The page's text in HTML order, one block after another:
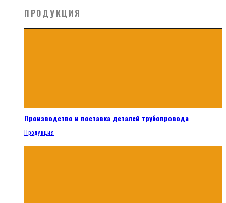
ПРОДУКЦИЯ
Производство и поставка деталей трубопровода
Продукция